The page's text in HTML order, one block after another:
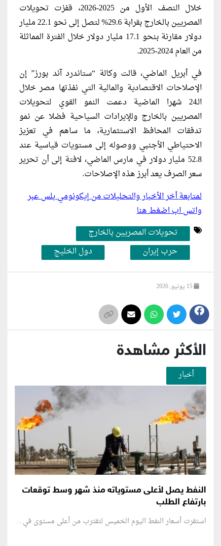
خلال النصف الأول من 2025-2026، قفزت تحويلات
المصريين بالخارج بقرابة 29.6% لتصل إلى نحو 22.1 مليار
دولار مقارنة بنحو 17.1 مليار دولار خلال الفترة المماثلة
من العام 2024-2025.
في أبريل الماضي، قالت وكالة “ستاندرد آند بورز” إن
الإصلاحات الاقتصادية والمالية التي نفذتها مصر خلال
الـ24 شهرا الماضية دعمت النمو القوي لتحويلات
المصريين بالخارج وللإيرادات السياحية فضلا عن نمو
تدفقات المحافظ الاستثمارية، ما ساهم في تعزيز
الاحتياطي الأجنبي ووصوله إلى مستويات قياسية عند
52.8 مليار دولار في مارس الماضي، لافتة إلى أن تحرير
سعر الصرف يعد أبرز هذه الإصلاحات.
لمتابعة أخر الأخبار والتحليلات من إيكونومي بلس عبر
واتس اب اضغط هنا
تحويلات المصريين بالخارج
حرب إيران
دول الخليج
الأكثر مشاهدة
أخبار
النفط يصل لأعلى مستوياته منذ شهر وسط توقعات
بارتفاع الطلب
استقرت أسعار النفط اليوم الخميس لتقترب من أعلى مستوى في...